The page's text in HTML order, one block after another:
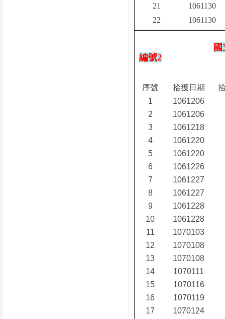
21
1061130
22
1061130
編號2
序號 拾獲日期
1
1061206
2
1061206
3
1061218
4
1061220
5
1061220
6
1061226
7
1061227
8
1061227
9
1061228
10
1061228
11
1070103
12
1070108
13
1070108
14
1070111
15
1070116
16
1070119
17
1070124